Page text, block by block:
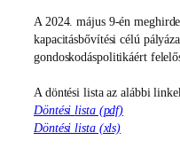
A 2024. május 9-én
kapacitásbővítési célú
gondoskodáspolitikáért
A döntési lista az alábbi
Döntésilista (pdf)
Döntési lista (xls)